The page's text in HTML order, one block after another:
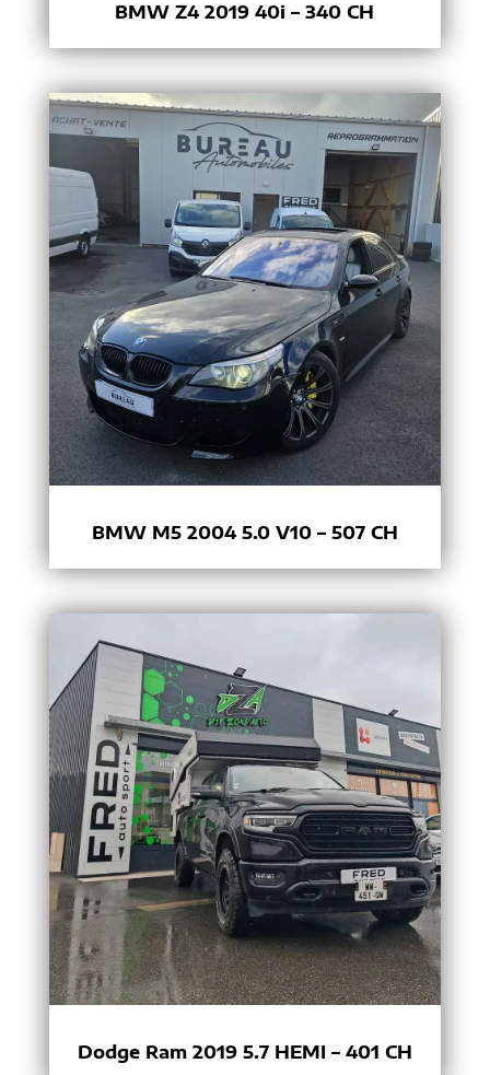
BMW Z4 2019 40i – 340 CH
BMW M5 2004 5.0 V10 – 507 CH
Dodge Ram 2019 5.7 HEMI – 401 CH